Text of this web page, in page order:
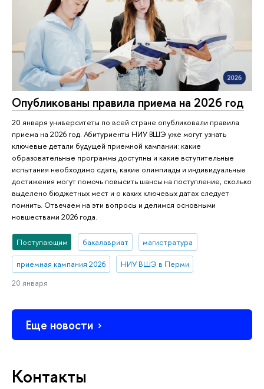
Опубликованы правила приема на 2026 год
20 января университеты по всей стране опубликовали правила
приема на 2026 год. Абитуриенты НИУ ВШЭ уже могут узнать
ключевые детали будущей приемной кампании: какие
образовательные программы доступны и какие вступительные
испытания необходимо сдать, какие олимпиады и индивидуальные
достижения могут помочь повысить шансы на поступление, сколько
выделено бюджетных мест и о каких ключевых датах следует
помнить. Отвечаем на эти вопросы и делимся основными
новшествами 2026 года.
Поступающим бакалавриат магистратура
приемная кампания 2026
НИУ ВШЭ в Перми
20 января
Еще новости
Контакты